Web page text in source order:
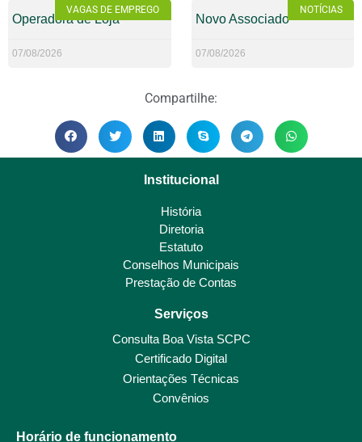
VAGAS DE EMPREGO
Operadora de Loja
07/08/2026
NOTÍCIAS
Novo Associado
07/08/2026
Compartilhe:
Institucional
História
Diretoria
Estatuto
Conselhos Municipais
Prestação de Contas
Serviços
Consulta Boa Vista SCPC
Certificado Digital
Orientações Técnicas
Convênios
Horário de funcionamento